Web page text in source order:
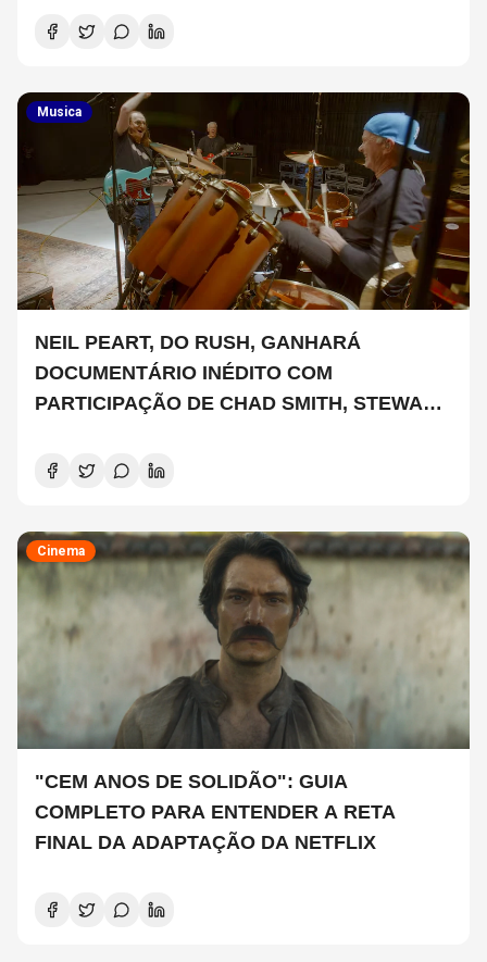
Musica
NEIL PEART, DO RUSH, GANHARÁ
DOCUMENTÁRIO INÉDITO COM
PARTICIPAÇÃO DE CHAD SMITH, STEWART
Cinema
"CEM ANOS DE SOLIDÃO": GUIA
COMPLETO PARA ENTENDER A RETA
FINAL DA ADAPTAÇÃO DA NETFLIX